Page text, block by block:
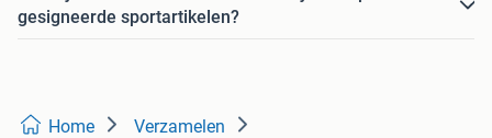
gesigneerde sportartikelen?
Home Verzamelen